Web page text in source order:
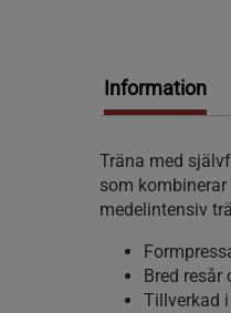
Information
Träna med
som
medelintensiv
Bred
Tillverkad